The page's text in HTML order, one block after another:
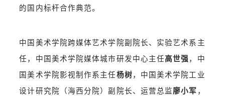
的国内标杆合作典范。
中国美术学院跨媒体艺术学院副院长、实验艺术系主
任，中国美术学院媒体城市研发中心主任高世强 ，中
国美术学院影视制作系主任杨树，中国美术学院工业
设计研究院（海西分院）副院长、运营总监廖小军 ，